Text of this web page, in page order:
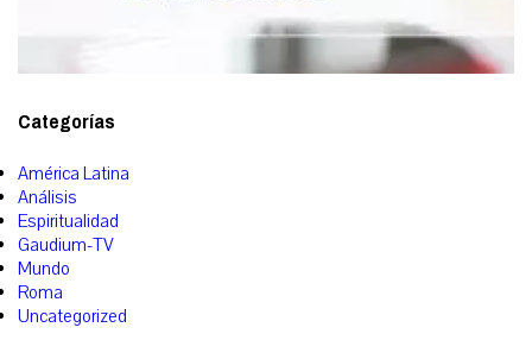
Categorías
América Latina
Análisis
Espiritualidad
Gaudium-TV
Mundo
Roma
Uncategorized